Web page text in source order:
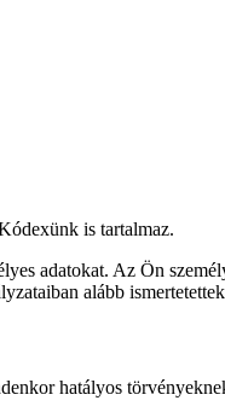
is tartalmaz.
adatokat. Az Ön
alább
hatályos